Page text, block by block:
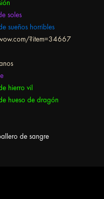
soles
sueños horribles
?item=34667
hierro vil
hueso de dragón
de sangre